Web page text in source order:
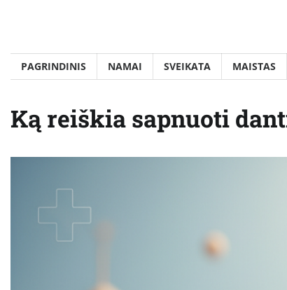
PAGRINDINIS NAMAI SVEIKATA MAISTAS
Ką reiškia sapnuoti